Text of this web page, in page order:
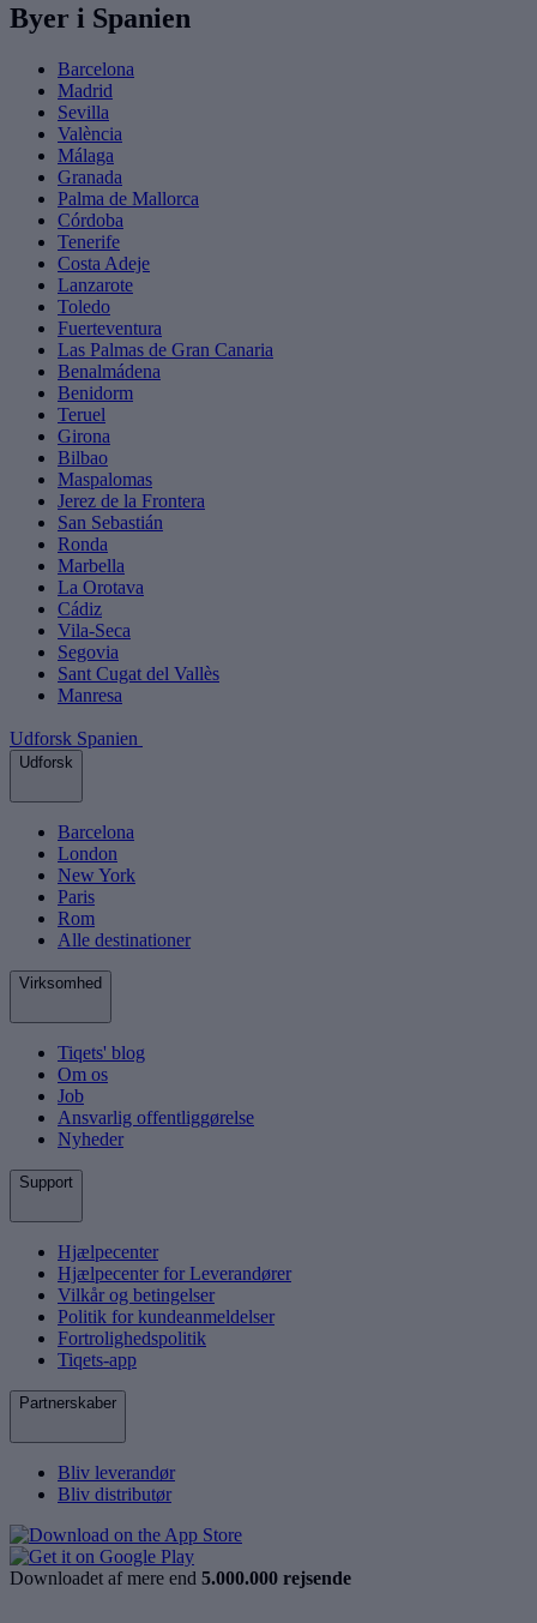
Byer i Spanien
Barcelona
Madrid
Sevilla
València
Málaga
Granada
Palma de Mallorca
Córdoba
Tenerife
Costa Adeje
Lanzarote
Toledo
Fuerteventura
Las Palmas de Gran Canaria
Benalmádena
Benidorm
Teruel
Girona
Bilbao
Maspalomas
Jerez de la Frontera
San Sebastián
Ronda
Marbella
La Orotava
Cádiz
Vila-Seca
Segovia
Sant Cugat del Vallès
Manresa
Udforsk Spanien
Udforsk
Barcelona
London
New York
Paris
Rom
Alle destinationer
Virksomhed
Tiqets' blog
Om os
Job
Ansvarlig offentliggørelse
Nyheder
Support
Hjælpecenter
Hjælpecenter for Leverandører
Vilkår og betingelser
Politik for kundeanmeldelser
Fortrolighedspolitik
Tiqets-app
Partnerskaber
Bliv leverandør
Bliv distributør
Downloadet af mere end 5.000.000 rejsende